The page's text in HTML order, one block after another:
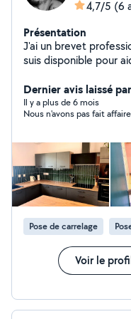
4,7/5 (6
Présentation
J'ai un brevet
suis disponible pour
Dernier avis laissé
Il y a plus de 6 mois
Nous n'avons pas fait
Pose de carrelage
Voir le